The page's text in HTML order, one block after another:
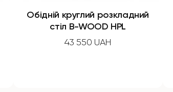
Обідній круглий розкладний
стіл B-WOOD HPL
43 550 UAH